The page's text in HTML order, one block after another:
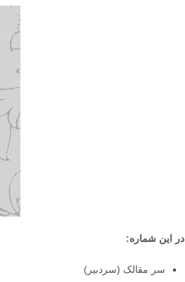
در این شماره:
سر مقالک (سردبیر)